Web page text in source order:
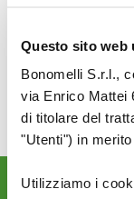
Questo sito web
Bonomelli S.r.l.,
via Enrico Mattei
di titolare del
"Utenti") in
Utilizziamo i